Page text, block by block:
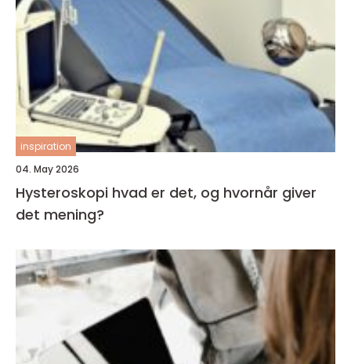
inspiration
04. May 2026
Hysteroskopi hvad er det, og hvornår giver
det mening?